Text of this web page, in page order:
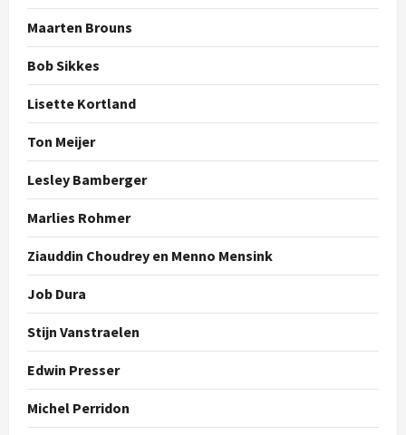
Maarten Brouns
Bob Sikkes
Lisette Kortland
Ton Meijer
Lesley Bamberger
Marlies Rohmer
Ziauddin Choudrey en Menno Mensink
Job Dura
Stijn Vanstraelen
Edwin Presser
Michel Perridon